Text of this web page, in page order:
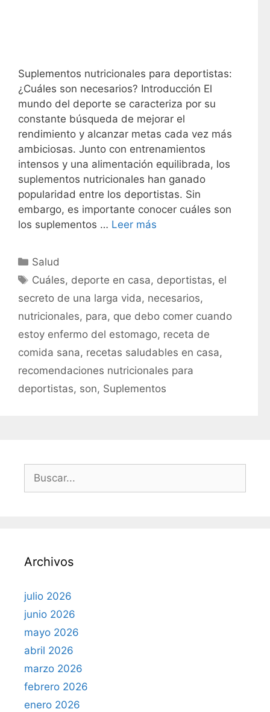
Suplementos nutricionales para deportistas:
¿Cuáles son necesarios? Introducción El
mundo del deporte se caracteriza por su
constante búsqueda de mejorar el
rendimiento y alcanzar metas cada vez más
ambiciosas. Junto con entrenamientos
intensos y una alimentación equilibrada, los
suplementos nutricionales han ganado
popularidad entre los deportistas. Sin
embargo, es importante conocer cuáles son
los suplementos … Leer más
C
a
e
g
o
r
s
Salud
E
t
q
u
e
t
a
s
Cuáles, deporte en casa, deportistas, el
secreto de una larga vida, necesarios,
nutricionales, para, que debo comer cuando
estoy enfermo del estomago, receta de
comida sana, recetas saludables en casa,
recomendaciones nutricionales para
deportistas, son, Suplementos
:
Archivos
julio 2026
junio 2026
mayo 2026
abril 2026
marzo 2026
febrero 2026
enero 2026